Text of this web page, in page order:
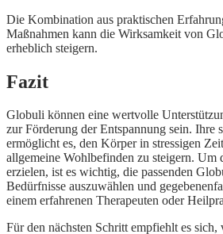
Die Kombination aus praktischen
Maßnahmen kann die Wirksamkeit von
erheblich steigern.
Fazit
Globuli können eine wertvolle
zur Förderung der Entspannung sein. Ihre
ermöglicht es, den Körper in stressigen
allgemeine Wohlbefinden zu steigern. Um
erzielen, ist es wichtig, die passenden
Bedürfnisse auszuwählen und
einem erfahrenen Therapeuten oder
Für den nächsten Schritt empfiehlt es